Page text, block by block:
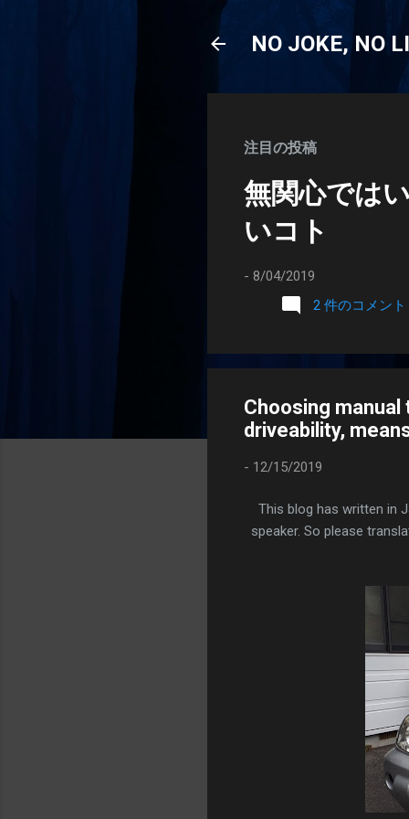
NO JOKE, NO
注目の投稿
無関心では
いコト
- 8/04/2019
2 件のコメント
Choosing
driveability,
- 12/15/2019
This blog has written in
speaker. So please